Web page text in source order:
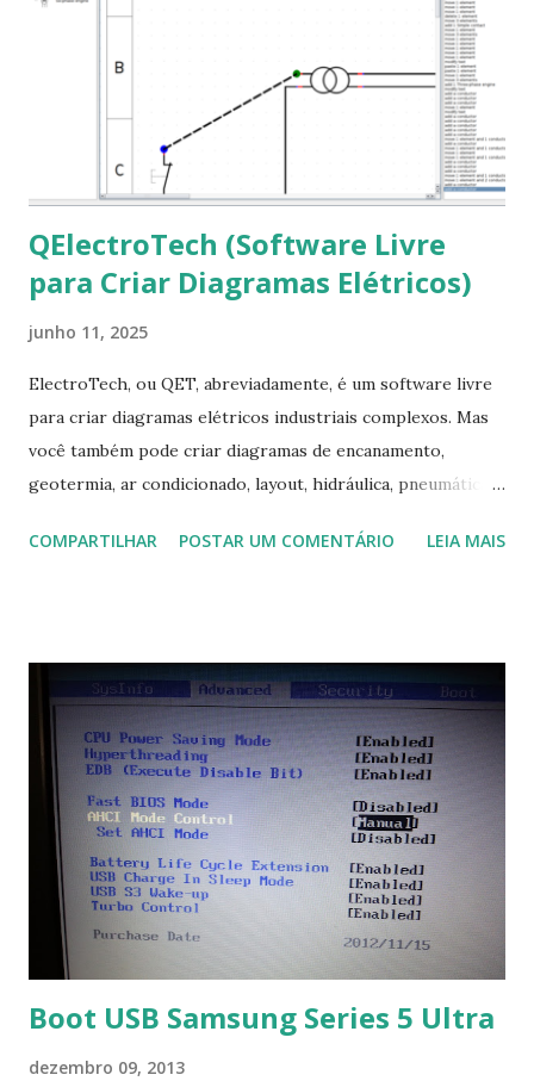
clicando em “Ok” Agora aceite os termos de uso clicando
em “Sim” Pronto agora abra o LibreOffice e veja se as
fontes Times New Roman, Arial estão instaladas. Caso
ocorra algum erro ou precisa reinstalar, execute: $ sudo
apt-get install --reinstall ttf-mscorefonts-installer
QElectroTech (Software Livre
para Criar Diagramas Elétricos)
junho 11, 2025
ElectroTech, ou QET, abreviadamente, é um software livre
para criar diagramas elétricos industriais complexos. Mas
você também pode criar diagramas de encanamento,
geotermia, ar condicionado, layout, hidráulica, pneumática,
Na última versão 0.100, a coleção contém mais de 8.000
COMPARTILHAR POSTAR UM COMENTÁRIO LEIA MAIS
Boot USB Samsung Series 5 Ultra
dezembro 09, 2013